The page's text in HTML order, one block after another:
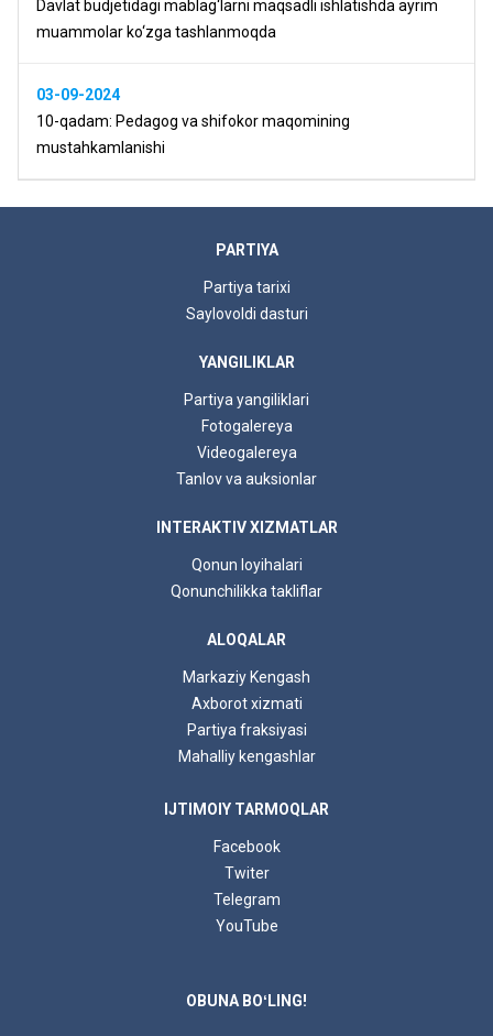
Davlat budjetidagi mablag‘larni maqsadli ishlatishda ayrim
muammolar ko‘zga tashlanmoqda
03-09-2024
10-qadam: Pedagog va shifokor maqomining
mustahkamlanishi
PARTIYA
Partiya tarixi
Saylovoldi dasturi
YANGILIKLAR
Partiya yangiliklari
Fotogalereya
Videogalereya
Tanlov va auksionlar
INTERAKTIV XIZMATLAR
Qonun loyihalari
Qonunchilikka takliflar
ALOQALAR
Markaziy Kengash
Axborot xizmati
Partiya fraksiyasi
Mahalliy kengashlar
IJTIMOIY TARMOQLAR
Facebook
Twiter
Telegram
YouTube
OBUNA BOʻLING!